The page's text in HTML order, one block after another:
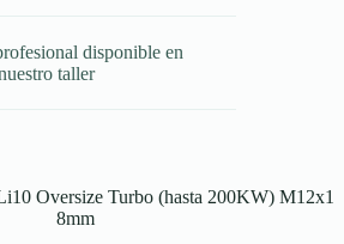
disponible en
taller
Oversize Turbo (hasta 200KW) M12x1
8mm